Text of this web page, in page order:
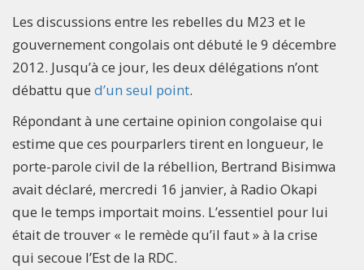
Les discussions entre les rebelles du M23 et le
gouvernement congolais ont débuté le 9 décembre
2012. Jusqu’à ce jour, les deux délégations n’ont
débattu que d’un seul point.
Répondant à une certaine opinion congolaise qui
estime que ces pourparlers tirent en longueur, le
porte-parole civil de la rébellion, Bertrand Bisimwa
avait déclaré, mercredi 16 janvier, à Radio Okapi
que le temps importait moins. L’essentiel pour lui
était de trouver « le remède qu’il faut » à la crise
qui secoue l’Est de la RDC.